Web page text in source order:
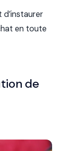
en toute
de